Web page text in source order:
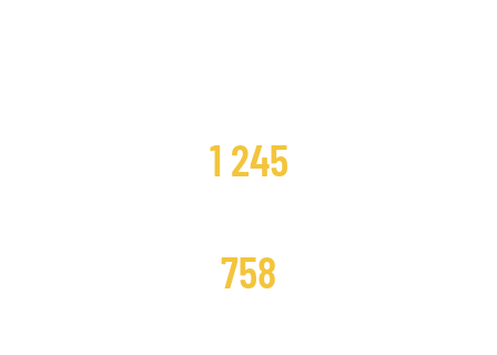
1 245
758